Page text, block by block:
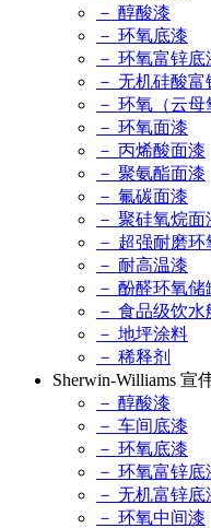
－ 醇酸漆
－ 环氧底漆
－ 环氧富锌底
－ 无机硅酸富
－ 环氧（云
－ 环氧面漆
－ 丙烯酸面漆
－ 聚氨酯面漆
－ 氟碳面漆
－ 聚硅氧烷面
－ 超强耐磨
－ 耐高温漆
－ 酚醛环氧储
－ 食品级饮水
－ 地坪涂料
－ 稀释剂
Sherwin-Williams 宣
－ 醇酸漆
－ 车间底漆
－ 环氧底漆
－ 环氧富锌底
－ 无机富锌底
－ 环氧中间漆